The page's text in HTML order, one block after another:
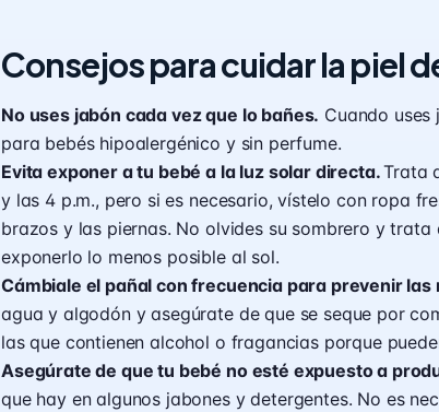
Consejos para cuidar la piel
No uses jabón cada vez que lo bañes. Cuando
para bebés hipoalergénico y sin perfume.
Evita exponer a tu bebé a la luz solar directa.Trata
y las 4 p.m., pero si es necesario, vístelo con ropa
brazos y las piernas. No olvides su sombrero y
exponerlo lo menos posible al sol.
Cámbiale el pañal con frecuencia para prevenir las
agua y algodón y asegúrate de que se seque por
las que contienen alcohol o fragancias porque
Asegúrate de que tu bebé no esté expuesto a
que hay en algunos jabones y detergentes. No es